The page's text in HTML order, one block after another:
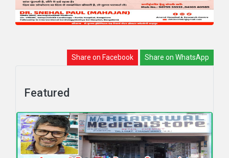
Share on Facebook Share on WhatsApp
Featured